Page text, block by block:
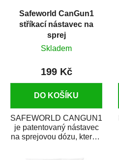
Safeworld CanGun1
stříkací nástavec na
sprej
Skladem
199 Kč
DO KOŠÍKU
SAFEWORLD CANGUN1
je patentovaný nástavec
na sprejovou dózu, který ji